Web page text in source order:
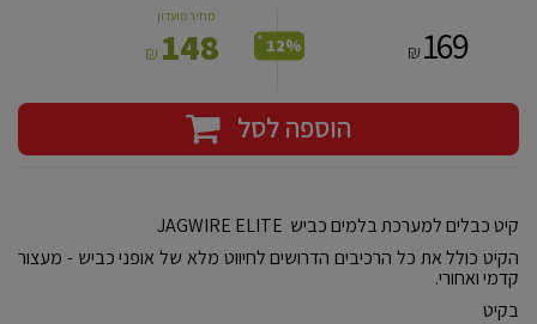
מחיר מועדון
148
₪ 169
₪
12%
*
הוספה לסל
קיט כבלים למערכת בלמים כביש JAGWIRE ELITE
הקיט כולל את כל הרכיבים הדרושים לחיווט מלא של אופני כביש - מעצור
קדמי ואחורי.
בקיט